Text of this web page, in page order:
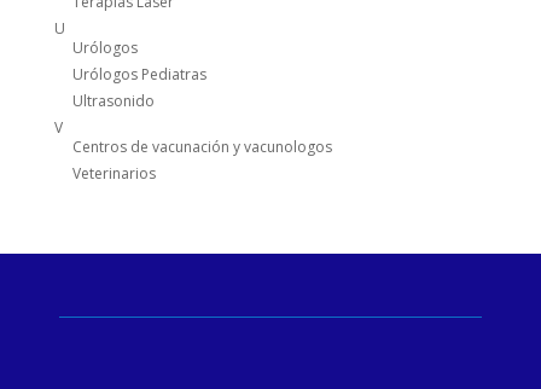
U
Urólogos
Urólogos Pediatras
Ultrasonido
V
Centros de vacunación y vacunologos
Veterinarios